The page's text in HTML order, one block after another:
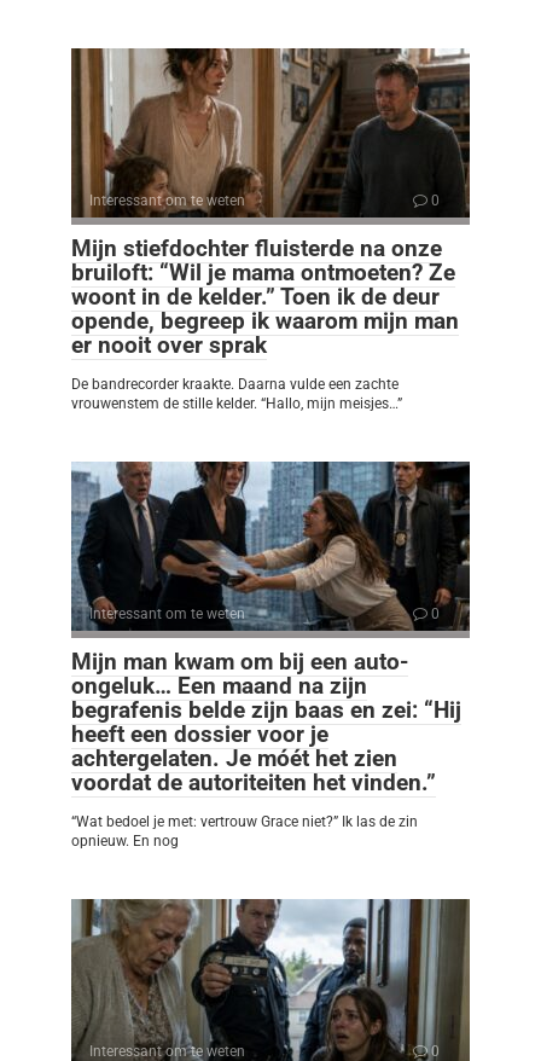
Interessant om te weten 0
Mijn stiefdochter fluisterde na onze
bruiloft: “Wil je mama ontmoeten? Ze
woont in de kelder.” Toen ik de deur
opende, begreep ik waarom mijn man
er nooit over sprak
De bandrecorder kraakte. Daarna vulde een zachte
vrouwenstem de stille kelder. “Hallo, mijn meisjes…”
Interessant om te weten 0
Mijn man kwam om bij een auto-
ongeluk… Een maand na zijn
begrafenis belde zijn baas en zei: “Hij
heeft een dossier voor je
achtergelaten. Je móét het zien
voordat de autoriteiten het vinden.”
“Wat bedoel je met: vertrouw Grace niet?” Ik las de zin
opnieuw. En nog
Interessant om te weten 0